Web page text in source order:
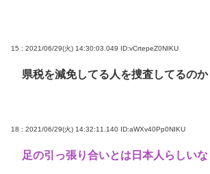
15 : 2021/06/29(火) 14:30:03.049 ID:vCrtepeZ0NIKU
県税を減免してる人を捜査してるの
18 : 2021/06/29(火) 14:32:11.140 ID:aWXv40Pp0NIKU
足の引っ張り合いとは日本人らしいな